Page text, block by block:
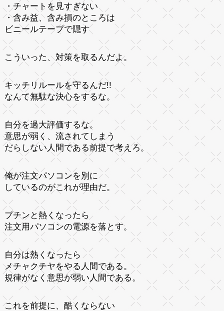
・チャートを見すぎない
・含み益、含み損のところは
ビニールテープで隠す
こういった、対策を取るんだよ。
キッチリルールを守るんだ!!
なんて無駄な決心をするな。
自分を過大評価するな。
意思が弱く、流されてしまう
だらしない人間である前提で考えろ。
俺が注文パソコンを別に
しているのがこれが理由だ。
プチンと熱くなったら
注文用パソコンの電源を落とす。
自分は熱くなったら
メチャクチヤをやる人間である。
規律がなく意思が弱い人間である。
これを前提に、酷くならない